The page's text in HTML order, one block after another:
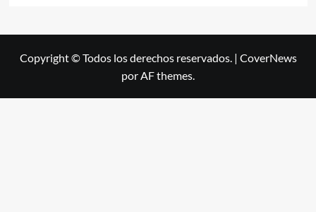
Copyright © Todos los derechos reservados. | CoverNews
por AF themes.